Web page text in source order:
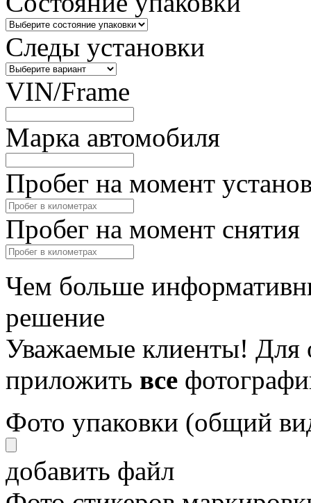
Следы установки
VIN/Frame
Марка автомобиля
Пробег на момент
Пробег на момент снятия
Чем больше
решение
Уважаемые клиенты! Для
приложить все
Фото упаковки (общий
добавить файл